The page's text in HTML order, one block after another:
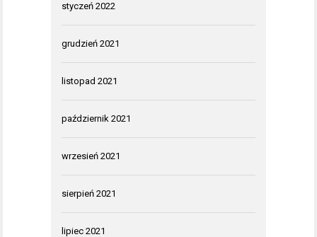
styczeń 2022
grudzień 2021
listopad 2021
październik 2021
wrzesień 2021
sierpień 2021
lipiec 2021